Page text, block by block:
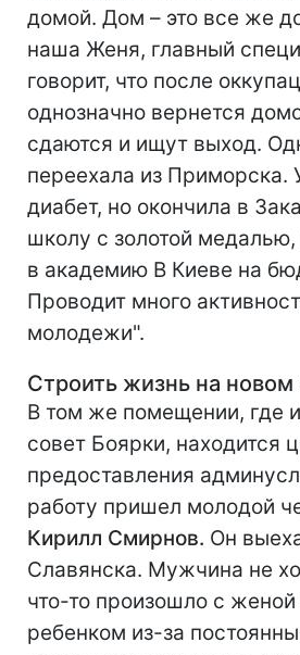
домой. Дом – это все же
наша Женя, главный
говорит, что после
однозначно вернется
сдаются и ищут выход.
переехала из Приморска.
диабет, но окончила в
школу с золотой медалью,
в академию В Киеве на
Проводит много
молодежи".
Строить жизнь на новом
В том же помещении, где
совет Боярки, находится
предоставления
работу пришел молодой
Кирилл Смирнов. Он
Славянска. Мужчина не
что-то произошло с
ребенком из-за